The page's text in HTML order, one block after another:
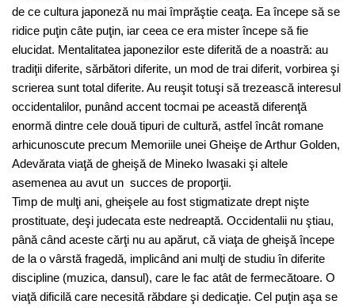
de ce cultura japoneză nu mai împrăştie ceaţa. Ea începe să se
ridice puţin câte puţin, iar ceea ce era mister începe să fie
elucidat. Mentalitatea japonezilor este diferită de a noastră: au
tradiţii diferite, sărbători diferite, un mod de trai diferit, vorbirea şi
scrierea sunt total diferite. Au reuşit totuşi să trezească interesul
occidentalilor, punând accent tocmai pe această diferenţă
enormă dintre cele două tipuri de cultură, astfel încât romane
arhicunoscute precum Memoriile unei Gheişe de Arthur Golden,
Adevărata viaţă de gheişă de Mineko Iwasaki şi altele
asemenea au avut un succes de proporţii.
Timp de mulţi ani, gheişele au fost stigmatizate drept nişte
prostituate, deşi judecata este nedreaptă. Occidentalii nu ştiau,
până când aceste cărţi nu au apărut, că viaţa de gheişă începe
de la o vârstă fragedă, implicând ani mulţi de studiu în diferite
discipline (muzica, dansul), care le fac atât de fermecătoare. O
viaţă dificilă care necesită răbdare şi dedicaţie. Cel puţin aşa se